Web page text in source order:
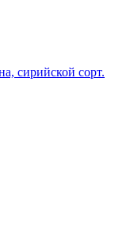
сирийской сорт.